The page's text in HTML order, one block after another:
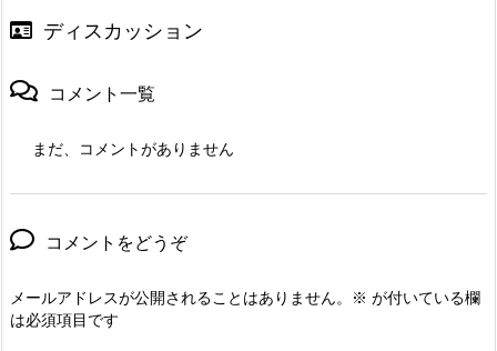
ディスカッション
コメント一覧
まだ、コメントがありません
コメントをどうぞ
メールアドレスが公開されることはありません。 ※ が付いている欄
は必須項目です